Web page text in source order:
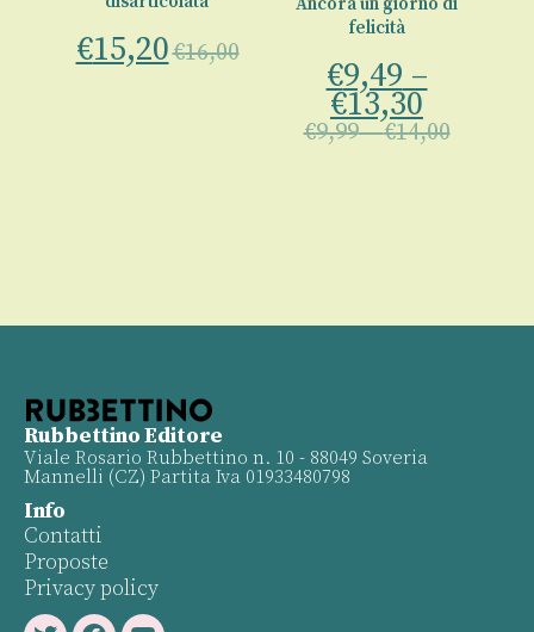
€15,20€16,00
Ancora un giorno di
felicità
€9,49 –
€13,30
€9,99–€14,00
Rubbettino Editore
Viale Rosario Rubbettino n. 10 - 88049 Soveria
Mannelli (CZ) Partita Iva 01933480798
Info
Contatti
Proposte
Privacy policy